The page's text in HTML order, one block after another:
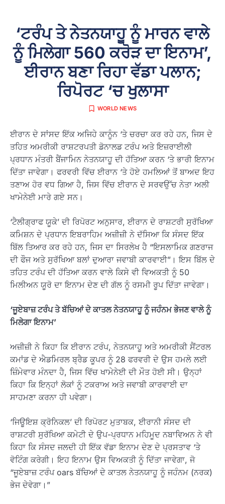
‘ਟਰੰਪ ਤੇ ਨੇਤਨਯਾਹੂ ਨੂੰ ਮਾਰਨ ਵਾਲੇ
ਨੂੰ ਮਿਲੇਗਾ 560 ਕਰੋੜ ਦਾ ਇਨਾਮ’,
ਈਰਾਨ ਬਣਾ ਰਿਹਾ ਵੱਡਾ ਪਲਾਨ;
ਰਿਪੋਰਟ ‘ਚ ਖੁਲਾਸਾ
WORLD NEWS
ਈਰਾਨ ਦੇ ਸਾਂਸਦ ਇੱਕ ਅਜਿਹੇ ਕਾਨੂੰਨ ‘ਤੇ ਚਰਚਾ ਕਰ ਰਹੇ ਹਨ, ਜਿਸ ਦੇ
ਤਹਿਤ ਅਮਰੀਕੀ ਰਾਸ਼ਟਰਪਤੀ ਡੋਨਾਲਡ ਟਰੰਪ ਅਤੇ ਇਜ਼ਰਾਈਲੀ
ਪ੍ਰਧਾਨ ਮੰਤਰੀ ਬੈਂਜਾਮਿਨ ਨੇਤਨਯਾਹੂ ਦੀ ਹੱਤਿਆ ਕਰਨ ‘ਤੇ ਭਾਰੀ ਇਨਾਮ
ਦਿੱਤਾ ਜਾਵੇਗਾ। ਫਰਵਰੀ ਵਿੱਚ ਈਰਾਨ ‘ਤੇ ਹੋਏ ਹਮਲਿਆਂ ਤੋਂ ਬਾਅਦ ਇਹ
ਤਣਾਅ ਹੋਰ ਵਧ ਗਿਆ ਹੈ, ਜਿਸ ਵਿੱਚ ਈਰਾਨ ਦੇ ਸਰਵਉੱਚ ਨੇਤਾ ਅਲੀ
ਖਾਮੇਨੇਈ ਮਾਰੇ ਗਏ ਸਨ।
‘ਟੈਲੀਗ੍ਰਾਫ ਯੂਕੇ’ ਦੀ ਰਿਪੋਰਟ ਅਨੁਸਾਰ, ਈਰਾਨ ਦੇ ਰਾਸ਼ਟਰੀ ਸੁਰੱਖਿਆ
ਕਮਿਸ਼ਨ ਦੇ ਪ੍ਰਧਾਨ ਇਬਰਾਹਿਮ ਅਜ਼ੀਜ਼ੀ ਨੇ ਦੱਸਿਆ ਕਿ ਸੰਸਦ ਇੱਕ
ਬਿੱਲ ਤਿਆਰ ਕਰ ਰਹੇ ਹਨ, ਜਿਸ ਦਾ ਸਿਰਲੇਖ ਹੈ “ਇਸਲਾਮਿਕ ਗਣਰਾਜ
ਦੀ ਫੌਜ ਅਤੇ ਸੁਰੱਖਿਆ ਬਲਾਂ ਦੁਆਰਾ ਜਵਾਬੀ ਕਾਰਵਾਈ”। ਇਸ ਬਿੱਲ ਦੇ
ਤਹਿਤ ਟਰੰਪ ਦੀ ਹੱਤਿਆ ਕਰਨ ਵਾਲੇ ਕਿਸੇ ਵੀ ਵਿਅਕਤੀ ਨੂੰ 50
ਮਿਲੀਅਨ ਯੂਰੋ ਦਾ ਇਨਾਮ ਦੇਣ ਦੀ ਗੱਲ ਨੂੰ ਰਸਮੀ ਰੂਪ ਦਿੱਤਾ ਜਾਵੇਗਾ।
‘ਜੂਏਬਾਜ਼ ਟਰੰਪ ਤੇ ਬੱਚਿਆਂ ਦੇ ਕਾਤਲ ਨੇਤਨਯਾਹੂ ਨੂੰ ਜਹੰਨਮ ਭੇਜਣ ਵਾਲੇ ਨੂੰ
ਮਿਲੇਗਾ ਇਨਾਮ’
ਅਜ਼ੀਜ਼ੀ ਨੇ ਕਿਹਾ ਕਿ ਈਰਾਨ ਟਰੰਪ, ਨੇਤਨਯਾਹੂ ਅਤੇ ਅਮਰੀਕੀ ਸੈਂਟਰਲ
ਕਮਾਂਡ ਦੇ ਐਡਮਿਰਲ ਬ੍ਰੈਡ ਕੂਪਰ ਨੂੰ 28 ਫਰਵਰੀ ਦੇ ਉਸ ਹਮਲੇ ਲਈ
ਜ਼ਿੰਮੇਵਾਰ ਮੰਨਦਾ ਹੈ, ਜਿਸ ਵਿੱਚ ਖਾਮੇਨੇਈ ਦੀ ਮੌਤ ਹੋਈ ਸੀ। ਉਨ੍ਹਾਂ
ਕਿਹਾ ਕਿ ਇਨ੍ਹਾਂ ਲੋਕਾਂ ਨੂੰ ਟਕਰਾਅ ਅਤੇ ਜਵਾਬੀ ਕਾਰਵਾਈ ਦਾ
ਸਾਹਮਣਾ ਕਰਨਾ ਹੀ ਪਵੇਗਾ।
‘ਜਿਊਇਸ਼ ਕ੍ਰੋਨਿਕਲ’ ਦੀ ਰਿਪੋਰਟ ਮੁਤਾਬਕ, ਈਰਾਨੀ ਸੰਸਦ ਦੀ
ਰਾਸ਼ਟਰੀ ਸੁਰੱਖਿਆ ਕਮੇਟੀ ਦੇ ਉਪ-ਪ੍ਰਧਾਨ ਮਹਿਮੂਦ ਨਬਾਵਿਅਨ ਨੇ ਵੀ
ਕਿਹਾ ਕਿ ਸੰਸਦ ਜਲਦੀ ਹੀ ਇੱਕ ਵੱਡਾ ਇਨਾਮ ਦੇਣ ਦੇ ਪ੍ਰਸਤਾਵ ‘ਤੇ
ਵੋਟਿੰਗ ਕਰੇਗੀ। ਇਹ ਇਨਾਮ ਉਸ ਵਿਅਕਤੀ ਨੂੰ ਦਿੱਤਾ ਜਾਵੇਗਾ, ਜੋ
“ਜੂਏਬਾਜ਼ ਟਰੰਪ oars ਬੱਚਿਆਂ ਦੇ ਕਾਤਲ ਨੇਤਨਯਾਹੂ ਨੂੰ ਜਹੰਨਮ (ਨਰਕ)
ਭੇਜ ਦੇਵੇਗਾ।”